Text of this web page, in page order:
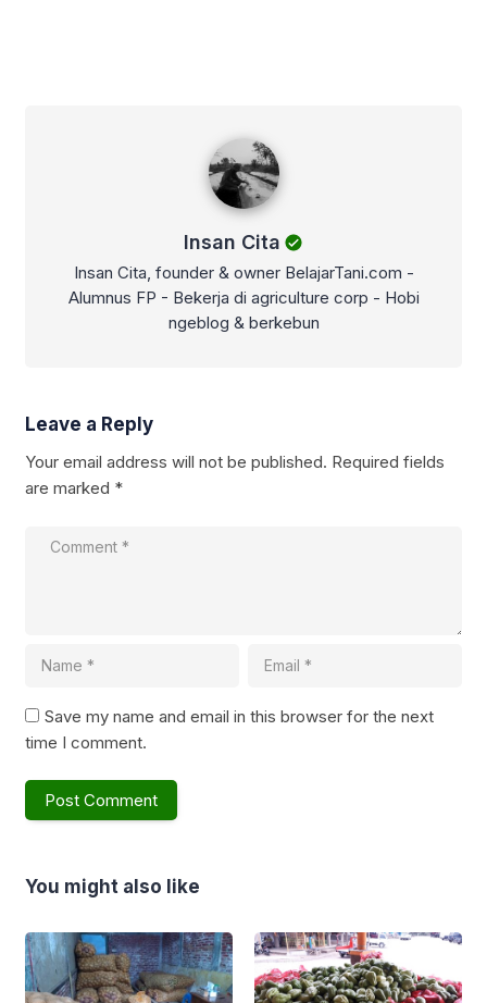
Insan Cita
Insan Cita, founder & owner BelajarTani.com -
Alumnus FP - Bekerja di agriculture corp - Hobi
ngeblog & berkebun
Leave a Reply
Your email address will not be published. Required fields
are marked *
Save my name and email in this browser for the next
time I comment.
You might also like